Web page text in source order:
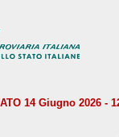
14 Giugno 2026 -